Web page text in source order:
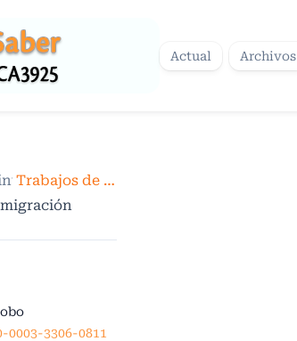
Actual Archivos
con mirada de género
Trabajos de Investigación
3306-0811